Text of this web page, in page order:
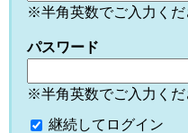
※半角英数でご入力くだ
パスワード
※半角英数でご入力くだ
継続してログイン